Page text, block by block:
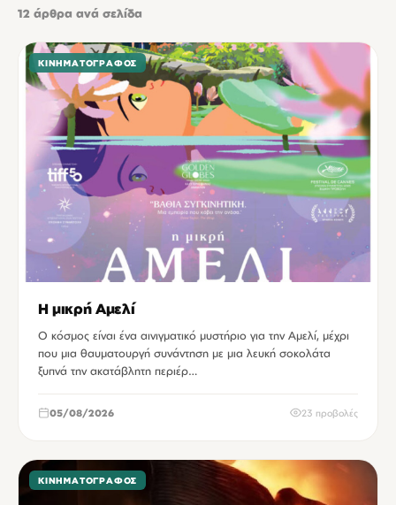
12 άρθρα ανά σελίδα
ΚΙΝΗΜΑΤΟΓΡΆΦΟΣ
Η μικρή Αμελί
Ο κόσμος είναι ένα αινιγματικό μυστήριο για την Αμελί, μέχρι
που μια θαυματουργή συνάντηση με μια λευκή σοκολάτα
ξυπνά την ακατάβλητη περιέρ…
05/08/2026 23 προβολές
ΚΙΝΗΜΑΤΟΓΡΆΦΟΣ